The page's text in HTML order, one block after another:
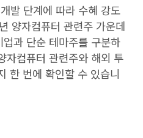
발 단계에 따라 수혜 강도
양자컴퓨터 관련주 가운데
과 단순 테마주를 구분하
자컴퓨터 관련주와 해외 투
한 번에 확인할 수 있습니